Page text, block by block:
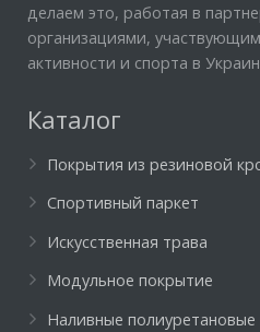
делаем это, работая в
организациями,
активности и спорта в
Каталог
Покрытия из резиновой
Спортивный паркет
Искусственная трава
Модульное покрытие
Наливные полиуретановые